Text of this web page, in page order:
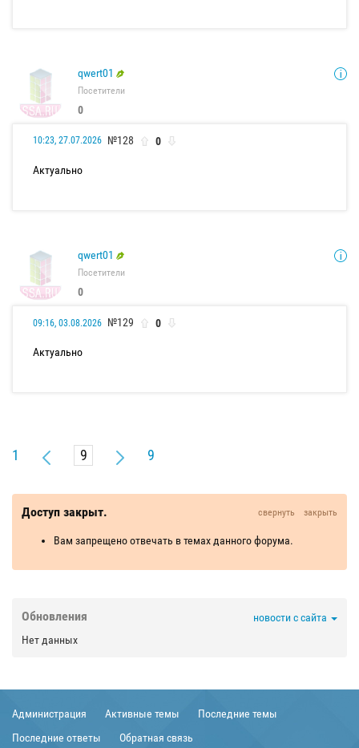
qwert01
Посетители
0
10:23, 27.07.2026 №128 0
Актуально
qwert01
Посетители
0
09:16, 03.08.2026 №129 0
Актуально
1 9
Доступ закрыт. свернуть закрыть
Вам запрещено отвечать в темах данного форума.
Обновления
новости с сайта
Нет данных
Администрация Активные темы
Последние темы
Последние ответы
Обратная связь